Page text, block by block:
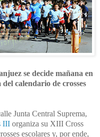
se decide mañana en
del calendario de crosses
Junta Central Suprema,
III organiza su XIII Cross
escolares y, por ende,